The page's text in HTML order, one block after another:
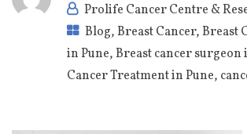
Prolife Cancer Centre &
Blog,Breast Cancer,Breast
in Pune,Breast cancer surgeon
Cancer Treatment in Pune,